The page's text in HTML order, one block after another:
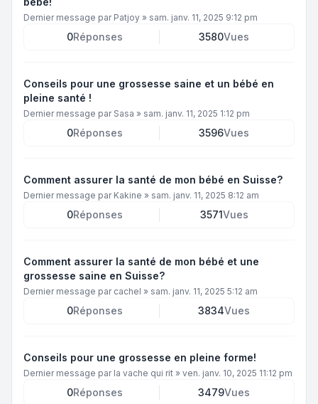
Dernier message par Patjoy » sam. janv. 11, 2025 9:12 pm
0Réponses 3580Vues
Conseils pour une grossesse saine et un bébé en
pleine santé !
Dernier message par Sasa » sam. janv. 11, 2025 1:12 pm
0Réponses 3596Vues
Comment assurer la santé de mon bébé en Suisse?
Dernier message par Kakine » sam. janv. 11, 2025 8:12 am
0Réponses 3571Vues
Comment assurer la santé de mon bébé et une
grossesse saine en Suisse?
Dernier message par cachel » sam. janv. 11, 2025 5:12 am
0Réponses 3834Vues
Conseils pour une grossesse en pleine forme!
Dernier message par la vache qui rit » ven. janv. 10, 2025 11:12 pm
0Réponses 3479Vues